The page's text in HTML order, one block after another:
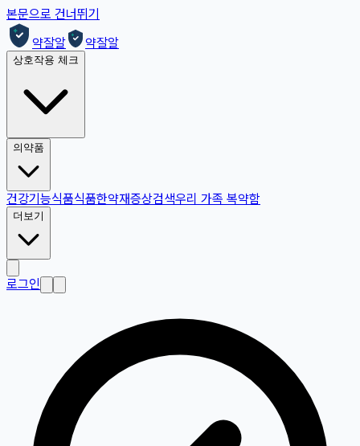
본문으로 건너뛰기
약잘알
약잘알
상호작용 체크
의약품
건강기능식품식품한약재증상검색우리 가족 복약함
더보기
로그인